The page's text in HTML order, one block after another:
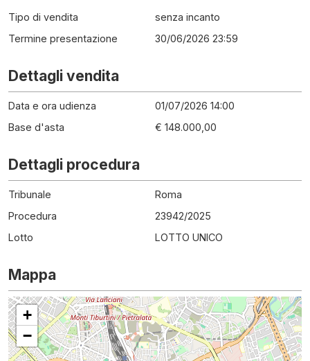
Tipo di vendita
senza incanto
Termine presentazione
30/06/2026 23:59
Dettagli vendita
Data e ora udienza
01/07/2026 14:00
Base d'asta
€ 148.000,00
Dettagli procedura
Tribunale
Roma
Procedura
23942/2025
Lotto
LOTTO UNICO
Mappa
+
−